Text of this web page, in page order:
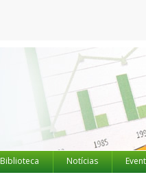
Biblioteca Notícias